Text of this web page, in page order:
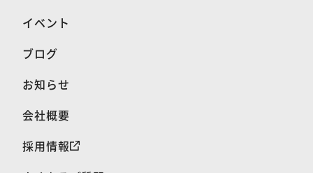
イベント
ブログ
お知らせ
会社概要
採用情報